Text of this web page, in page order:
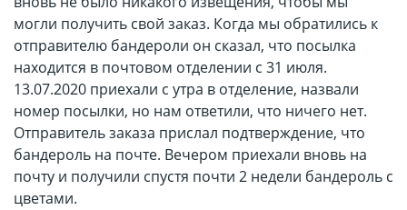
могли получить свой заказ. Когда мы обратились к
отправителю бандероли он сказал, что посылка
находится в почтовом отделении с 31 июля.
13.07.2020 приехали с утра в отделение, назвали
номер посылки, но нам ответили, что ничего нет.
Отправитель заказа прислал подтверждение, что
бандероль на почте. Вечером приехали вновь на
почту и получили спустя почти 2 недели бандероль с
цветами.